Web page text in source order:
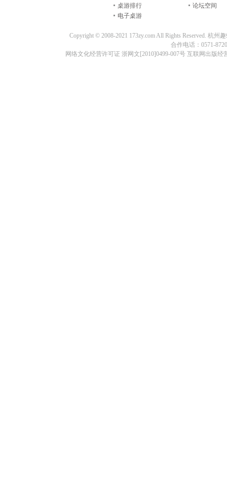
桌游排行
电子桌游
论坛空间
Copyright © 2008-2021 173zy.com All Rights Reserved. 杭
合作电话：0571-
网络文化经营许可证 浙网文[2010]0499-007号 互联网出版